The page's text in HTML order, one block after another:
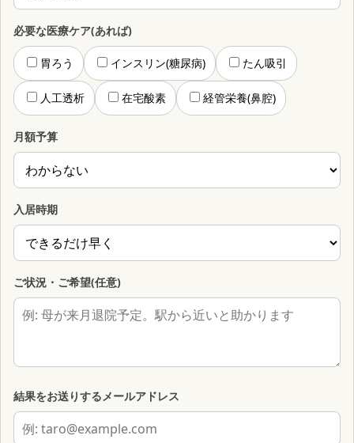
必要な医療ケア(あれば)
胃ろう インスリン(糖尿病) たん吸引
人工透析 在宅酸素 経管栄養(鼻腔)
月額予算
入居時期
ご状況・ご希望(任意)
結果をお送りするメールアドレス